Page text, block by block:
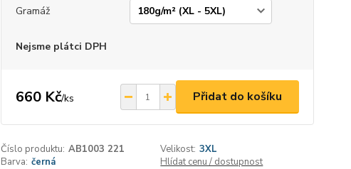
Gramáž
Nejsme plátci DPH
660 Kč/ks Přidat do košíku
Číslo produktu: AB1003 221 Velikost: 3XL
Barva: černá Hlídat cenu / dostupnost